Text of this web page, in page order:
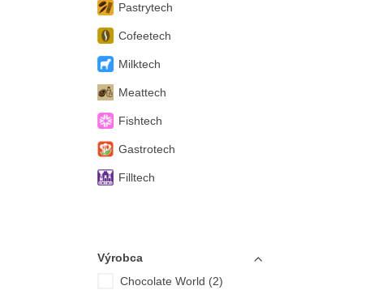
Pastrytech
Cofeetech
Milktech
Meattech
Fishtech
Gastrotech
Filltech
Výrobca
Chocolate World (2)